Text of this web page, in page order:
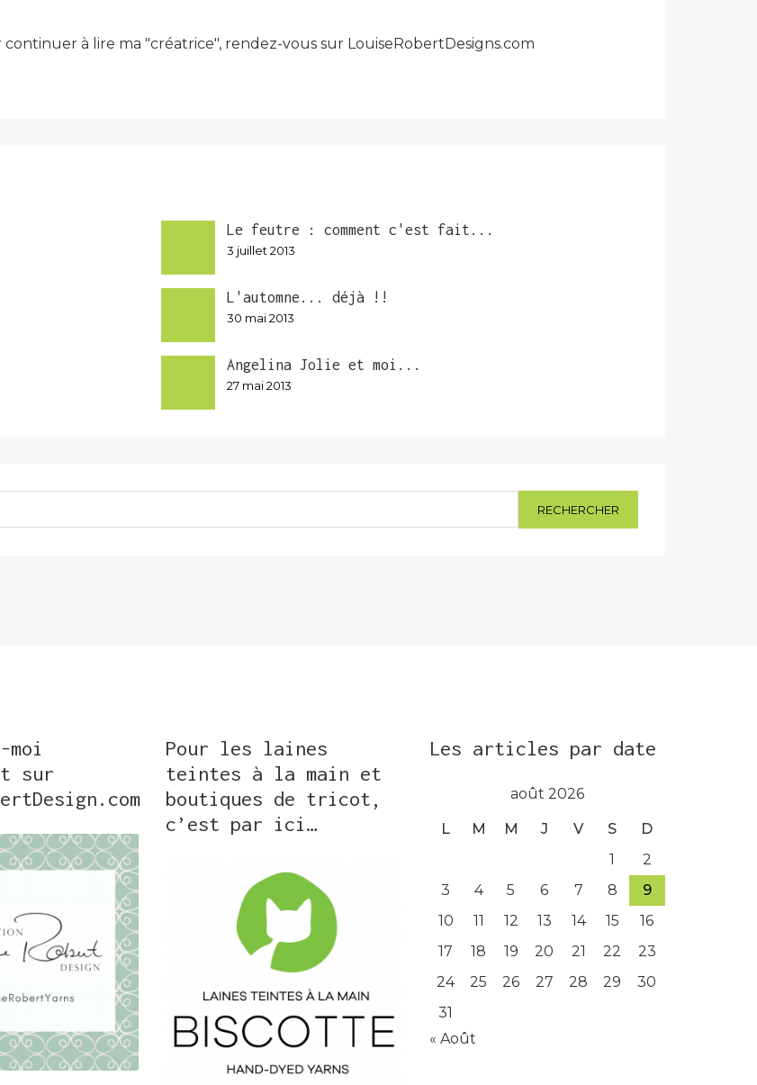
à lire ma "créatrice", rendez-vous sur LouiseRobertDesigns.com
Le feutre : comment c'est fait...
3 juillet 2013
L'automne... déjà !!
30 mai 2013
Angelina Jolie et moi...
27 mai 2013
moi
sur
Pour les laines
teintes à la main et
boutiques de tricot,
c’est par ici…
Les articles par date
août 2026
L M M J V S
D
1
2
3
4 5 6 7 8
9
10
11 12 13 14 15
16
17
18 19 20 21 22
23
24
25 26 27 28 29
30
31
« Août